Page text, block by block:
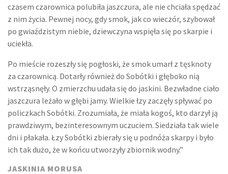
czasem czarownica polubiła jaszczura, ale nie chciała spędzać
z nim życia. Pewnej nocy, gdy smok, jak co wieczór, szybował
po gwiaździstym niebie, dziewczyna wspięła się po skarpie i
uciekła.
Po mieście rozeszły się pogłoski, że smok umarł z tęsknoty
za czarownicą. Dotarły również do Sobótki i głęboko nią
wstrząsnęły. O zmierzchu udała się do jaskini. Bezwładne ciało
jaszczura leżało w głębi jamy. Wielkie łzy zaczęły spływać po
policzkach Sobótki. Zrozumiała, że miała kogoś, kto darzył ją
prawdziwym, bezinteresownym uczuciem. Siedziała tak wiele
dni i płakała. Łzy Sobótki zbierały się u podnóża skarpy i było
ich tak dużo, że w końcu utworzyły zbiornik wodny.”
JASKINIA MORUSA